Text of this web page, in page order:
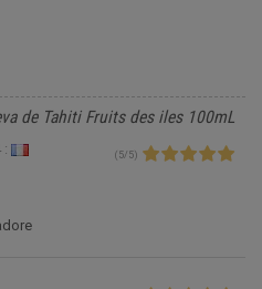
de Tahiti Fruits des iles 100mL
: ( 5/ 5)